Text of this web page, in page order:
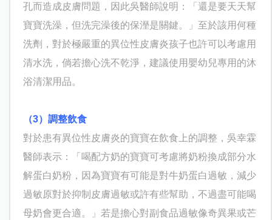
孔而造成皮膚問題，因此吳醫師說明：「還是要天天幫
寶寶洗澡，但洗完澡後的保溼是關鍵。」至於該用何種
洗劑，對於極嚴重的異位性皮膚炎孩子也許可以考慮用
清水洗，倘若擔心洗不乾淨，建議使用嬰幼兒專用的沐
浴清潔用品。
（3）調整飲食
對於患有異位性皮膚炎的寶寶在飲食上的調整，吳幸霖
醫師表示：「喝配方奶的寶寶可考慮將奶粉換成部分水
解蛋白奶粉，因為寶寶有可能是對牛奶蛋白過敏，減少
過敏原對於抑制皮膚過敏或許有些幫助，不過盡可能喝
母奶會更合適。」若是擔心對副食品過敏像奇異果或芒